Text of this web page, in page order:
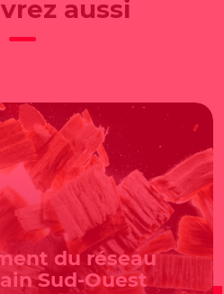
aussi
du réseau
Sud-Ouest